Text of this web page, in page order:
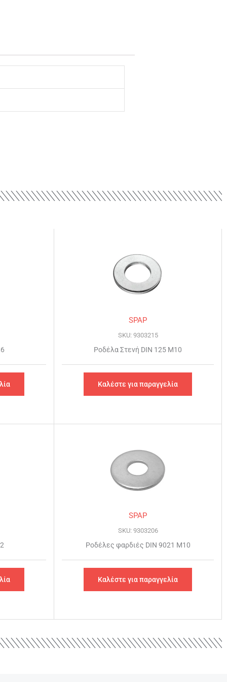
SPAP
SKU: 9303215
Ροδέλα Στενή DIN 125 Μ10
Καλέστε για παραγγελία
SPAP
SKU: 9303206
Ροδέλες φαρδιές DIN 9021 Μ10
Καλέστε για παραγγελία